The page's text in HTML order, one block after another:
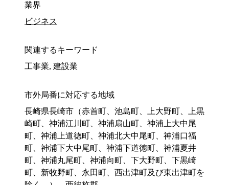
業界
ビジネス
関連するキーワード
工事業, 建設業
市外局番に対応する地域
長崎県長崎市（赤首町、池島町、上大野町、上黒
崎町、神浦江川町、神浦扇山町、神浦上大中尾
町、神浦上道徳町、神浦北大中尾町、神浦口福
町、神浦下大中尾町、神浦下道徳町、神浦夏井
町、神浦丸尾町、神浦向町、下大野町、下黒崎
町、新牧野町、永田町、西出津町及び東出津町を